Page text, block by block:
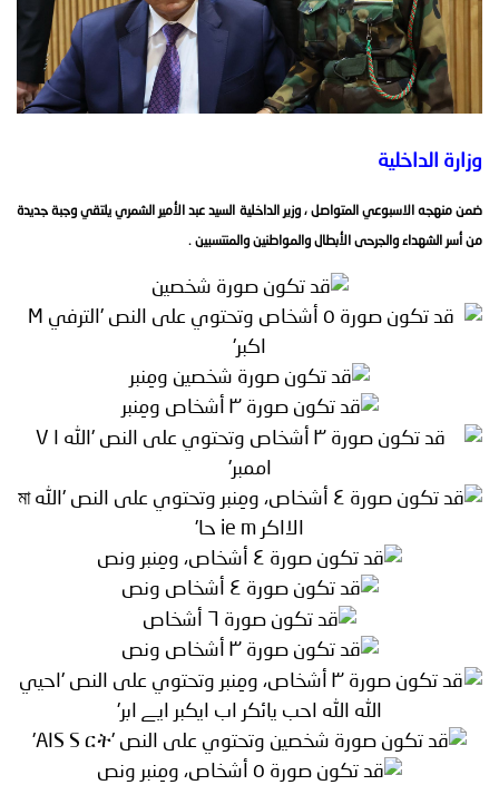
أصداء
الأمانة
إعلانات
من
نحن
اتصل
بنا
وزارة الداخلية
ضمن منهجه الاسبوعي المتواصل ، وزير الداخلية السيد عبد الأمير الشمري يلتقي وجبة جديدة
من أسر الشهداء والجرحى الأبطال والمواطنين والمنتسبين .